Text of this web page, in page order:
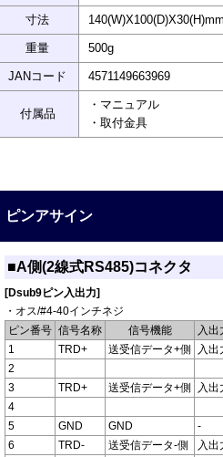
寸法
重量 500g
JANコード 4571149663969
付属品
・マニュアル
・取付金具
ピンアサイン
■A側(2線式RS485)コネクタ
[Dsub9ピン入出力]
・オス/#4-40インチネジ
ピン番号 信号名称 信号機能
入出
1
TRD+ 送受信データ+側
入出
2
3
TRD+ 送受信データ+側
入出
4
5
GND GND
-
6
TRD- 送受信データ-側
入出